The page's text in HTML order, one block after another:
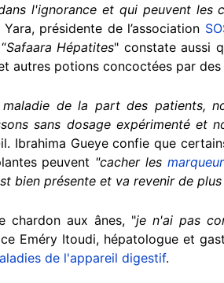
l'ignorance et qui peuvent les
présidente de l’association
Safaara Hépatites" constate aussi
autres potions concoctées par
de la part des patients,
sans dosage expérimenté et
Ibrahima Gueye confie que
peuvent "cacher les
bien présente et va revenir de
chardon aux ânes, "je n'ai pas
Eméry Itoudi, hépatologue et
de l'appareil digestif.